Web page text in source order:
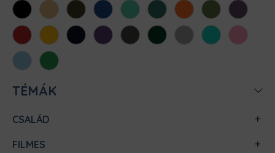
FeketeHomokKhaki KirálykékMentaMéregzöld
NarancsOliva Padlizsán
Piros SárgaSötétkékSötétlilaSötétszürke
SötétzöldSportszürke
Türkiz
Világos
rózsaszín
Világoskék
Zöld
TÉMÁK
CSALÁD
FILMES